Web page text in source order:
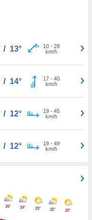
/ 13° 10- 28
km/h
/ 14° 17- 40
km/h
/ 12° 19- 45
km/h
/ 12° 19- 49
km/h
25° 24° 23° 22° 22°